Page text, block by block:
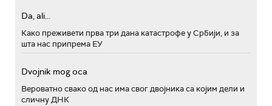
Da, ali...
Како преживети прва три дана катастрофе у Србији, и за
шта нас припрема ЕУ
Dvojnik mog oca
Вероватно свако од нас има свог двојника са којим дели и
сличну ДНК